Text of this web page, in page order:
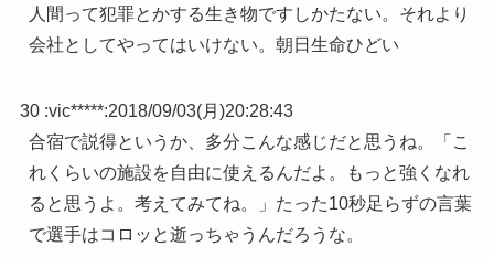
人間って犯罪とかする生き物ですしかたない。それより
会社としてやってはいけない。朝日生命ひどい
30 :vic*****:2018/09/03(月)20:28:43
合宿で説得というか、多分こんな感じだと思うね。「こ
れくらいの施設を自由に使えるんだよ。もっと強くなれ
ると思うよ。考えてみてね。」たった10秒足らずの言葉
で選手はコロッと逝っちゃうんだろうな。